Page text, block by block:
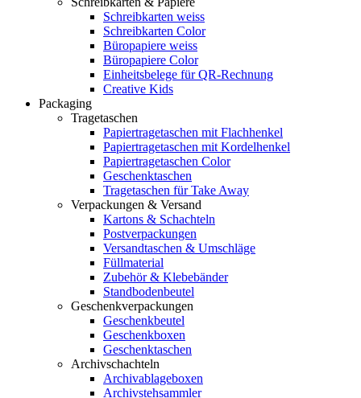
Schreibkarten weiss
Schreibkarten Color
Büropapiere weiss
Büropapiere Color
Einheitsbelege für QR-Rechnung
Creative Kids
Packaging
Tragetaschen
Papiertragetaschen mit Flachhenkel
Papiertragetaschen mit Kordelhenkel
Papiertragetaschen Color
Geschenktaschen
Tragetaschen für Take Away
Verpackungen & Versand
Kartons & Schachteln
Postverpackungen
Versandtaschen & Umschläge
Füllmaterial
Zubehör & Klebebänder
Standbodenbeutel
Geschenkverpackungen
Geschenkbeutel
Geschenkboxen
Geschenktaschen
Archivschachteln
Archivablageboxen
Archivstehsammler